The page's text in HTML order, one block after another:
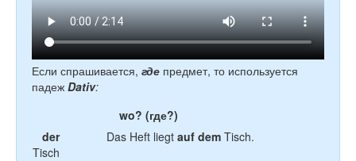
Если спрашивается, где предмет, то используется
падеж Dativ:
wo? (где?)
der
Tisch
Das Heft liegt auf dem Tisch.